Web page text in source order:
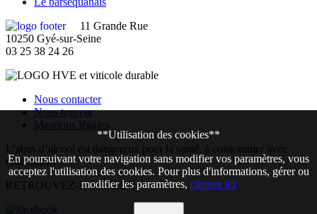
11 Grande Rue
10250 Gyé-sur-Seine
03 25 38 24 26
Nous contacter
Nous trouver
Mentions légales
L’abus d’alcool est dangereux pour la santé, à consommer avec
modération
RETROUVEZ-NOUS SUR
**Utilisation des cookies**
En poursuivant votre navigation sans modifier vos paramètres, vous
acceptez l'utilisation des cookies. Pour plus d'informations, gérer ou
modifier les paramètres, cliquez ici